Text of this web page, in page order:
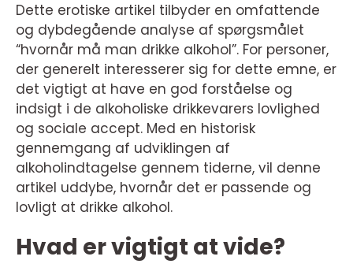
Dette erotiske artikel tilbyder en omfattende
og dybdegående analyse af spørgsmålet
“hvornår må man drikke alkohol”. For personer,
der generelt interesserer sig for dette emne, er
det vigtigt at have en god forståelse og
indsigt i de alkoholiske drikkevarers lovlighed
og sociale accept. Med en historisk
gennemgang af udviklingen af
alkoholindtagelse gennem tiderne, vil denne
artikel uddybe, hvornår det er passende og
lovligt at drikke alkohol.
Hvad er vigtigt at vide?